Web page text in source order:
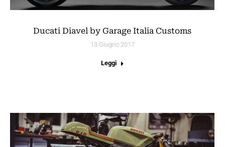
Ducati Diavel by Garage Italia Customs
13 Giugno 2017
Leggi